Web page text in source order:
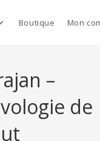
Boutique Mon
–
de